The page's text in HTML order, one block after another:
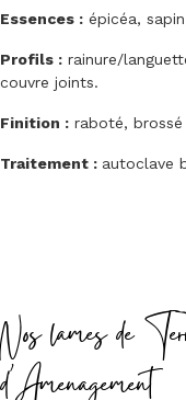
Essences : épicéa,
Profils : rainure/
couvre joints.
Finition : raboté,
Traitement : autoclave
Nos lames de